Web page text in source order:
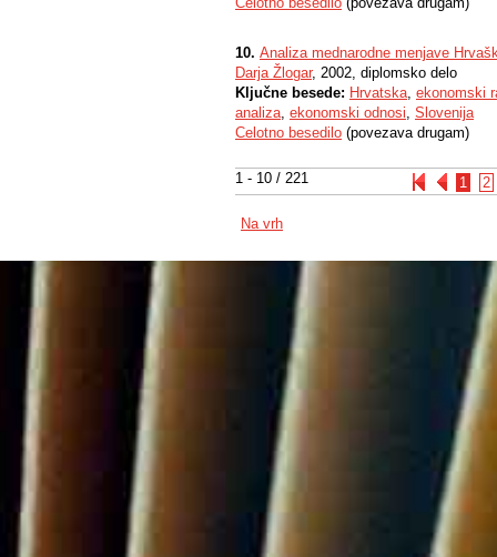
1 - 10 / 221 1 2
10. Analiza mednarodne menjave
Darja Žlogar, 2002, diplomsko delo
Ključne besede: Hrvatska, ekonomski
analiza, ekonomski odnosi, Slovenija
Celotno besedilo (povezava drugam)
Na vrh